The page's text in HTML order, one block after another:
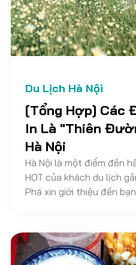
Du Lịch Hà Nội
[Tổng Hợp] Các
In Là "Thiên
Hà Nội
Hà Nội là một điểm đến
HOT của khách du lịch
Phá xin giới thiệu đến
trở nên thú vị hơn nha.